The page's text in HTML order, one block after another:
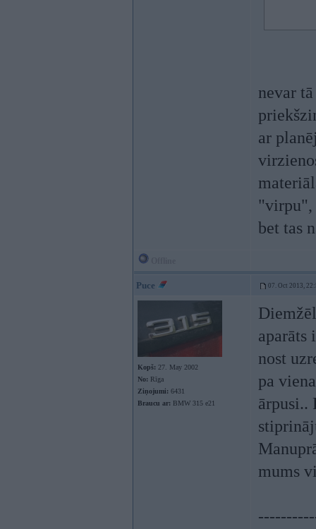
nevar
ar
"virpu",
bet tas
Puce 07. Oct 2013,
Kopš: 27. May 2002
No: Rīga
Ziņojumi: 6431
Braucu ar: BMW 315 e21
aparāts
nost
pa
ārpusi..
mums